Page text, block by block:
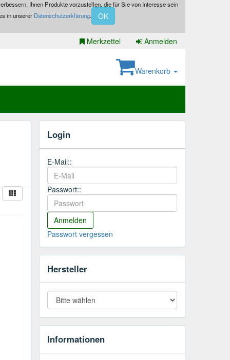
Ihnen Produkte vorzustellen, die für Sie von Interesse sein
in unserer Datenschutzerklärung. OK
Merkzettel Anmelden
Warenkorb
Login
E-Mail::
Passwort::
Passwort vergessen
Hersteller
Informationen